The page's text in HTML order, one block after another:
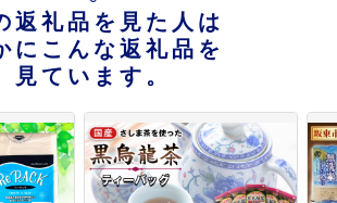
返礼品を見た人は
にこんな返礼品を
見ています。